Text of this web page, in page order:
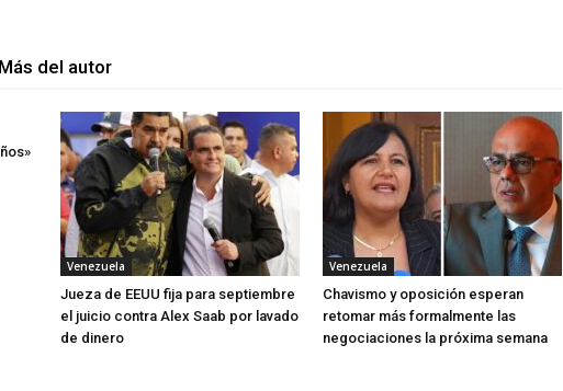
Más del autor
Venezuela
Jueza de EEUU fija para septiembre
el juicio contra Alex Saab por lavado
de dinero
Venezuela
Chavismo y oposición esperan
retomar más formalmente las
negociaciones la próxima semana